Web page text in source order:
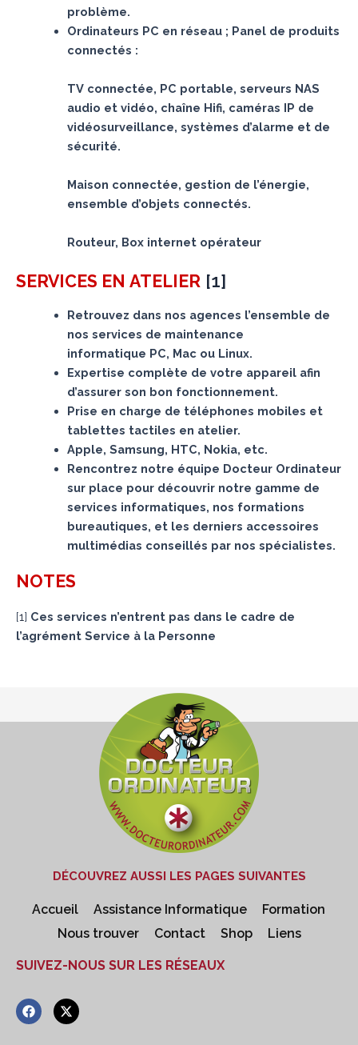
problème.
Ordinateurs PC en réseau ; Panel de produits
connectés :
TV connectée, PC portable, serveurs NAS
audio et vidéo, chaîne Hifi, caméras IP de
vidéosurveillance, systèmes d’alarme et de
sécurité.
Maison connectée, gestion de l’énergie,
ensemble d’objets connectés.
Routeur, Box internet opérateur
SERVICES EN ATELIER [1]
Retrouvez dans nos agences l’ensemble de
nos services de maintenance
informatique PC, Mac ou Linux.
Expertise complète de votre appareil afin
d’assurer son bon fonctionnement.
Prise en charge de téléphones mobiles et
tablettes tactiles en atelier.
Apple, Samsung, HTC, Nokia, etc.
Rencontrez notre équipe Docteur Ordinateur
sur place pour découvrir notre gamme de
services informatiques, nos formations
bureautiques, et les derniers accessoires
multimédias conseillés par nos spécialistes.
NOTES
[1] Ces services n’entrent pas dans le cadre de
l’agrément Service à la Personne
DÉCOUVREZ AUSSI LES PAGES SUIVANTES
Accueil Assistance Informatique
Formation
Nous trouver
Contact Shop Liens
SUIVEZ-NOUS SUR LES RÉSEAUX
F
a
X
-